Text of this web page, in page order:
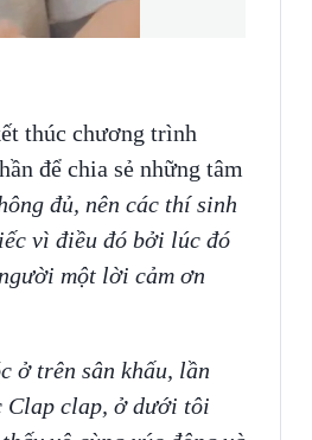
thúc chương trình
để chia sẻ những tâm
đủ, nên các thí sinh
vì điều đó bởi lúc đó
một lời cảm ơn
ở trên sân khấu, lần
Clap clap, ở dưới tôi